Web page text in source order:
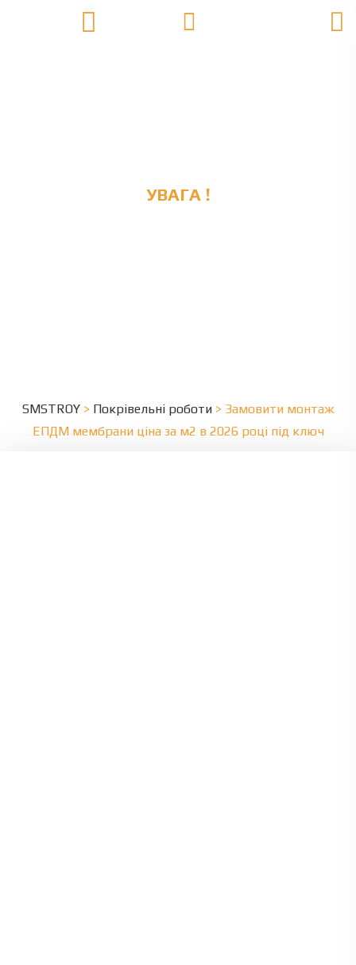
УВАГА !
SMSTROY> Покрівельні роботи> Замовити монтаж
ЕПДМ мембрани ціна за м2 в 2026 році під ключ